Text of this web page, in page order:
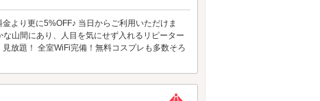
より更に5%OFF♪ 当日からご利用いただけま
山間にあり、人目を気にせず入れるリピーター
放題！ 全室WiFi完備！無料コスプレも多数そろ